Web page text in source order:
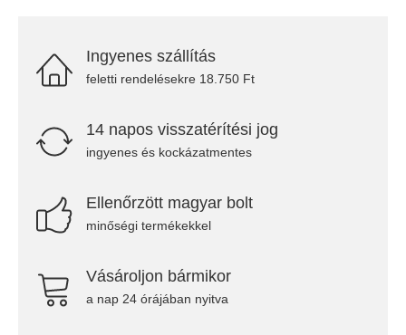
Ingyenes szállítás
feletti rendelésekre 18.750 Ft
14 napos visszatérítési jog
ingyenes és kockázatmentes
Ellenőrzött magyar bolt
minőségi termékekkel
Vásároljon bármikor
a nap 24 órájában nyitva